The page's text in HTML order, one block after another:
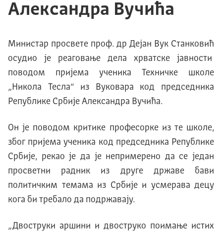
Александра Вучића
Министар просвете проф. др Дејан Вук Станковић
осудио је реаговање дела хрватске јавности
поводом пријема ученика Техничке школе
„Никола Тесла“ из Вуковара код председника
Републике Србије Александра Вучића.
Он је поводом критике професорке из те школе,
због пријема ученика код председника Републике
Србије, рекао је да је непримерено да се један
просветни радник из друге државе бави
политичким темама из Србије и усмерава децу
кога би требало да подржавају.
„Двоструки аршини и двоструко поимање истих